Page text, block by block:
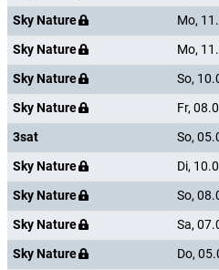
Sky Nature
Mo,
Sky Nature
Mo,
Sky Nature
So,
Sky Nature
Fr,
3sat
So,
Sky Nature
Di,
Sky Nature
So,
Sky Nature
Sa,
Sky Nature
Do,